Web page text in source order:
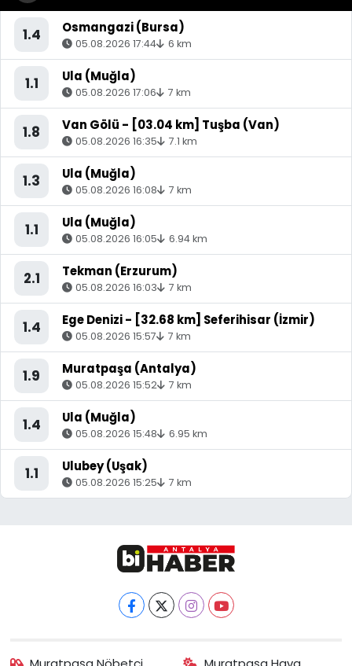
1.4 Osmangazi (Bursa)
05.08.2026 17:44 6 km
1.1 Ula (Muğla)
05.08.2026 17:06 7 km
1.8 Van Gölü - [03.04 km] Tuşba (Van)
05.08.2026 16:35 7.1 km
1.3 Ula (Muğla)
05.08.2026 16:08 7 km
1.1 Ula (Muğla)
05.08.2026 16:05 6.94 km
2.1 Tekman (Erzurum)
05.08.2026 16:03 7 km
1.4 Ege Denizi - [32.68 km] Seferihisar (İzmir)
05.08.2026 15:57 7 km
1.9 Muratpaşa (Antalya)
05.08.2026 15:52 7 km
1.4 Ula (Muğla)
05.08.2026 15:48 6.95 km
1.1 Ulubey (Uşak)
05.08.2026 15:25 7 km